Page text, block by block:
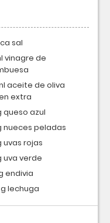
sal
vinagre de
aceite de oliva
extra
queso azul
nueces peladas
uvas rojas
uva verde
endivia
lechuga